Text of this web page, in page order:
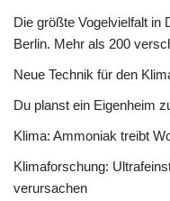
Die größte Vogelvielfalt in
Berlin. Mehr als 200
Neue Technik für den
Du planst ein Eigenheim
Klima: Ammoniak treibt
Klimaforschung:
verursachen